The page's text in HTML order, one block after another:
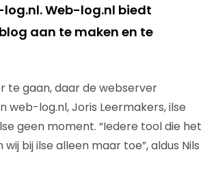
Web-log.nl biedt
aan te maken en te
te gaan, daar de webserver
log.nl, Joris Leermakers, ilse
geen moment. “Iedere tool die het
bij ilse alleen maar toe”, aldus Nils